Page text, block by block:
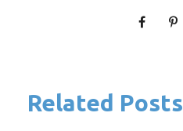
Related Posts